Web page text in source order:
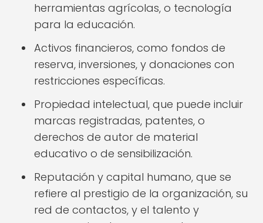
herramientas agrícolas, o tecnología
para la educación.
Activos financieros, como fondos de
reserva, inversiones, y donaciones con
restricciones específicas.
Propiedad intelectual, que puede incluir
marcas registradas, patentes, o
derechos de autor de material
educativo o de sensibilización.
Reputación y capital humano, que se
refiere al prestigio de la organización, su
red de contactos, y el talento y